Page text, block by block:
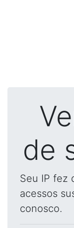
de
Seu IP fez
acessos
conosco.